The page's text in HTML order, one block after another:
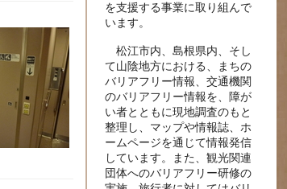
を支援する事業に取り組んで
います。
松江市内、島根県内、そし
て山陰地方における、まちの
バリアフリー情報、交通機関
のバリアフリー情報を、障が
い者とともに現地調査のもと
整理し、マップや情報誌、ホ
ームページを通じて情報発信
しています。また、観光関連
団体へのバリアフリー研修の